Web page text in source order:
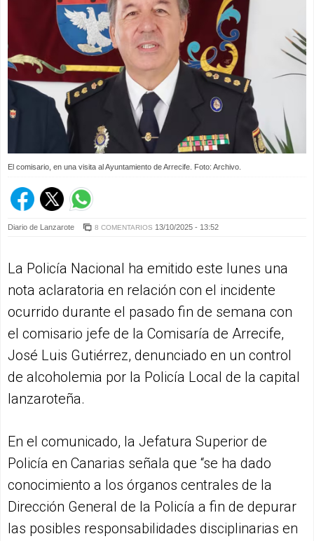
El comisario, en una visita al Ayuntamiento de Arrecife. Foto: Archivo.
Diario de Lanzarote 8 COMENTARIOS 13/10/2025 - 13:52
La Policía Nacional ha emitido este lunes una
nota aclaratoria en relación con el incidente
ocurrido durante el pasado fin de semana con
el comisario jefe de la Comisaría de Arrecife,
José Luis Gutiérrez, denunciado en un control
de alcoholemia por la Policía Local de la capital
lanzaroteña.
En el comunicado, la Jefatura Superior de
Policía en Canarias señala que “se ha dado
conocimiento a los órganos centrales de la
Dirección General de la Policía a fin de depurar
las posibles responsabilidades disciplinarias en